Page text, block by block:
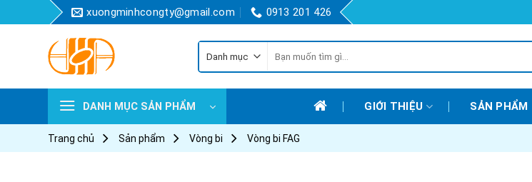
to
xuongminhcongty@gmail.com 0913 201 426
kiếm:
DANH MỤC SẢN PHẨM GIỚI THIỆU SẢN PHẨM
Trang chủ Sản phẩm Vòng bi Vòng bi FAG